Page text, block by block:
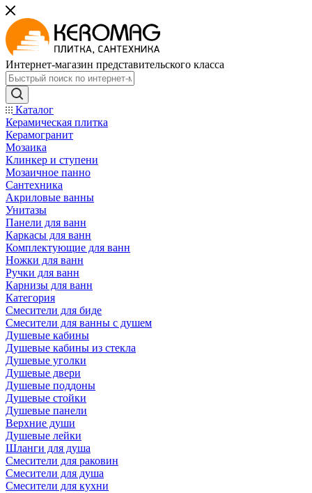
Интернет-магазин представительского класса
Каталог
Керамическая плитка
Керамогранит
Мозаика
Клинкер и ступени
Мозаичное панно
Сантехника
Акриловые ванны
Унитазы
Панели для ванн
Каркасы для ванн
Комплектующие для ванн
Ножки для ванн
Ручки для ванн
Карнизы для ванн
Категория
Смесители для биде
Смесители для ванны с душем
Душевые кабины
Душевые кабины из стекла
Душевые уголки
Душевые двери
Душевые поддоны
Душевые стойки
Душевые панели
Верхние души
Душевые лейки
Шланги для душа
Смесители для раковин
Смесители для душа
Смесители для кухни